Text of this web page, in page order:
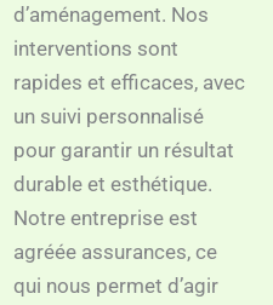
d’aménagement. Nos
interventions sont
rapides et efficaces, avec
un suivi personnalisé
pour garantir un résultat
durable et esthétique.
Notre entreprise est
agréée assurances, ce
qui nous permet d’agir